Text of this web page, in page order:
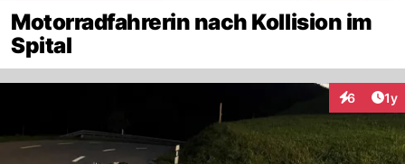
Motorradfahrerin nach Kollision im
Spital
6 1y